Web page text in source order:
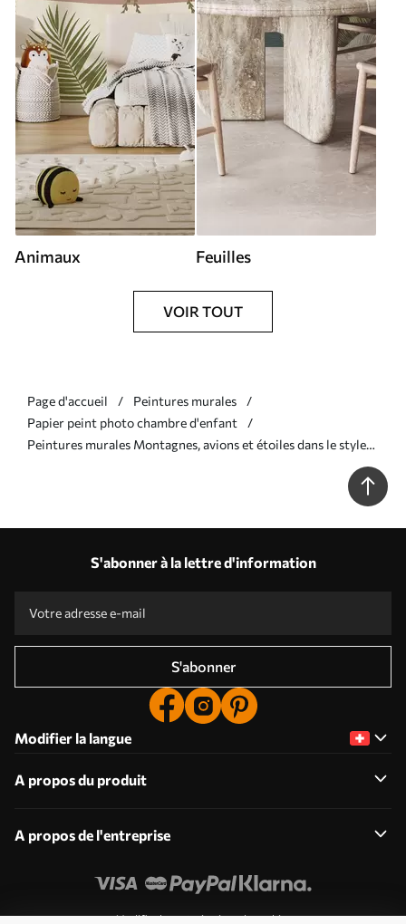
Animaux Feuilles
VOIR TOUT
Page d'accueil
Peintures murales
Papier peint photo chambre d'enfant
Peintures murales Montagnes, avions et étoiles dans le style
S'abonner à la lettre d'information
S'abonner
Modifier la langue
A propos du produit
A propos de l'entreprise
Modifier les autorisations de cookies